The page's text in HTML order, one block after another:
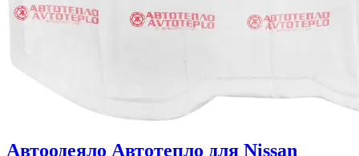
Автоодеяло Автотепло для Nissan